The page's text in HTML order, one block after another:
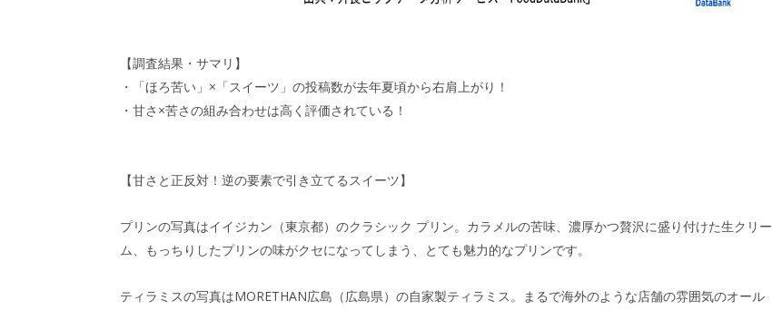
【調査結果・サマリ】
・「ほろ苦い」×「スイーツ」の投稿数が去年夏頃から右肩上がり！
・甘さ×苦さの組み合わせは高く評価されている！
【甘さと正反対！逆の要素で引き立てるスイーツ】
プリンの写真はイイジカン（東京都）のクラシック プリン。カラメルの苦味、濃厚かつ贅沢に盛り付けた生クリー
ム、もっちりしたプリンの味がクセになってしまう、とても魅力的なプリンです。
ティラミスの写真はMORETHAN広島（広島県）の自家製ティラミス。まるで海外のような店舗の雰囲気のオール